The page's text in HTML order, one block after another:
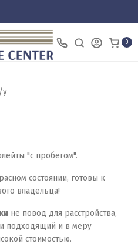
0
у
"с пробегом".
состоянии, готовы к
владельца!
не повод для расстройства,
подходящий и в меру
стоимостью.